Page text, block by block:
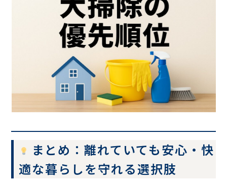
まとめ：離れていても安心・快
適な暮らしを守れる選択肢